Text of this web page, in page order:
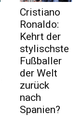
Cristiano
Ronaldo:
Kehrt der
stylischste
Fußballer
der Welt
zurück
nach
Spanien?